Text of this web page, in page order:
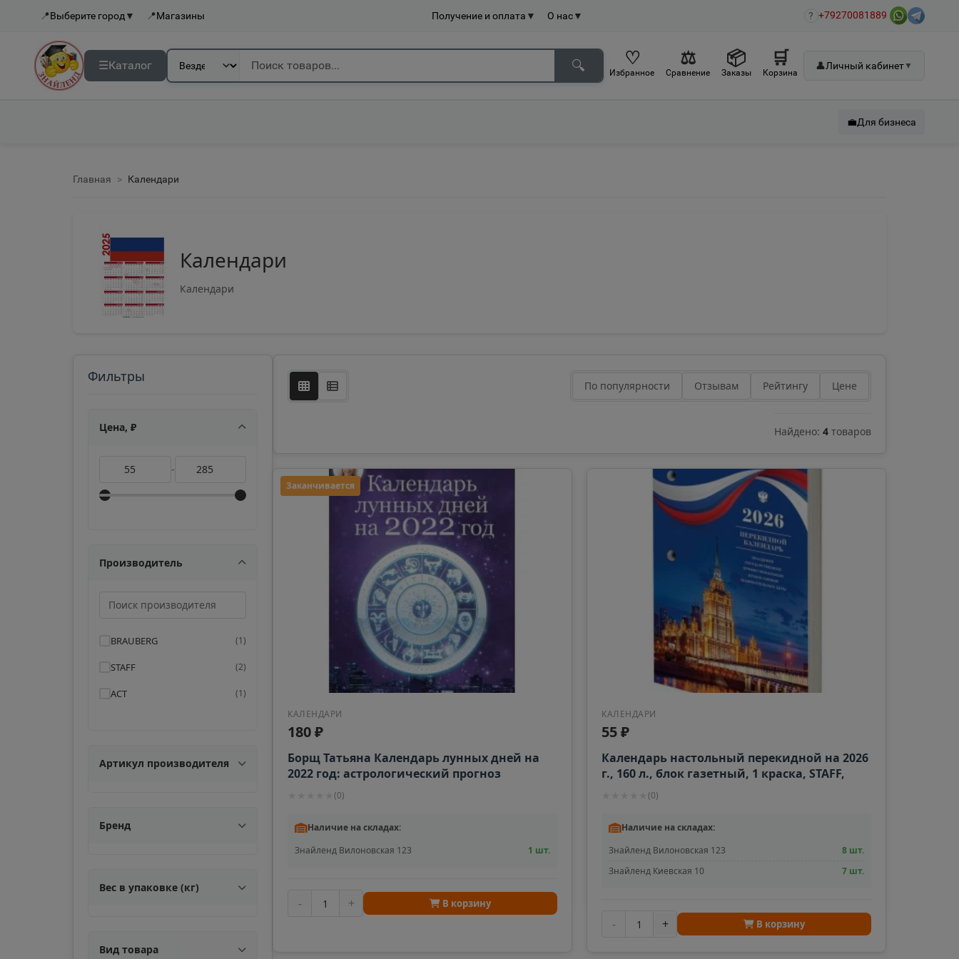
📍Выберите город ▼ 📍Магазины Получение и оплата ▼ О нас▼ ? +79270081889
☰Каталог 🔍 ♡
Избранное
⚖
Сравнение
📦
Заказы
🛒
Корзина
👤Личный кабинет▼
💼Для бизнеса
Главная Календари
Календари
Календари
Фильтры
Цена, ₽
-
Производитель
BRAUBERG (1)
STAFF (2)
АСТ (1)
Артикул производителя
Бренд
Вес в упаковке (кг)
Вид товара
По популярности Отзывам Рейтингу Цене
Найдено: 4 товаров
Заканчивается
КАЛЕНДАРИ
180 ₽
Борщ Татьяна Календарь лунных дней на
2022 год: астрологический прогноз
(0)
Наличие на складах:
Знайленд Вилоновская 123
1 шт.
- + В корзину
КАЛЕНДАРИ
55 ₽
Календарь настольный перекидной на 2026
г., 160 л., блок газетный, 1 краска, STAFF,
"СИМВОЛИКА", 117425
(0)
Наличие на складах:
Знайленд Вилоновская 123
8 шт.
Знайленд Киевская 10
7 шт.
- + В корзину